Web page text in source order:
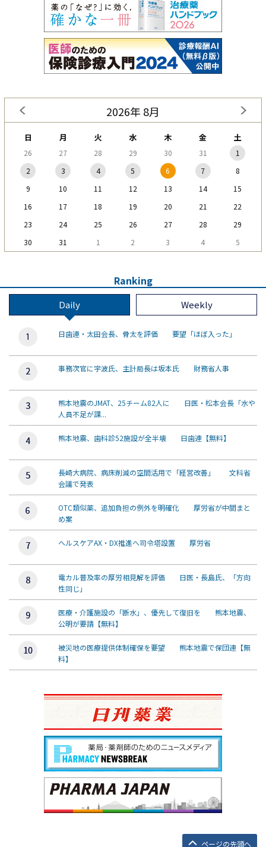
2026年 8月
日 月 火 水 木 金 土
26 27 28 29 30 31
1
2
3 4 5 6 7
8
9
10 11 12 13 14
15
16
17 18 19 20 21
22
23
24 25 26 27 28
29
30
31 1 2 3 4 5
Ranking
Daily Weekly
日歯連・太田会長、骨太を評価 要望「ほぼ入った」
事務次官に宇波氏、主計局長は坂本氏 財務省人事
熊本地震のJMAT、25チーム82人に 日医・松本会長「水や
人員不足が課...
熊本地震、歯科診52施設が全半壊 日歯連【無料】
長崎大病院、病床削減の空間活用で「経営改善」 文科省
会議で発表
OTC類似薬、追加負担の例外を明確化 厚労省が中間まと
め案
ヘルスケアAX・DX推進へ司令塔設置 厚労省
電カル普及率の厚労相見解を評価 日医・長島氏、「方向
性同じ」
医療・介護施設の「断水」、優先して復旧を 熊本地震、
公明が要請【無料】
被災地の医療提供体制確保を要望 熊本地震で保団連【無
料】
ページの先頭へ